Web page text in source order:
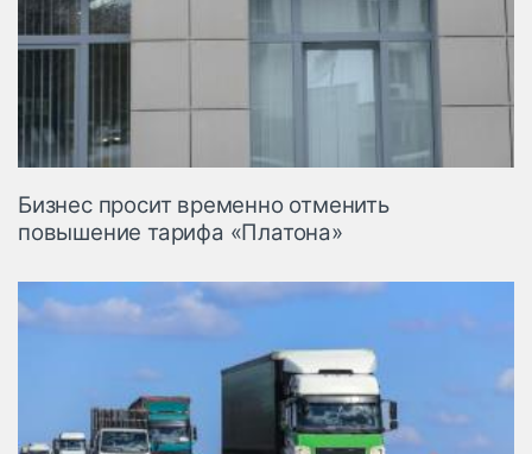
Бизнес просит временно отменить
повышение тарифа «Платона»